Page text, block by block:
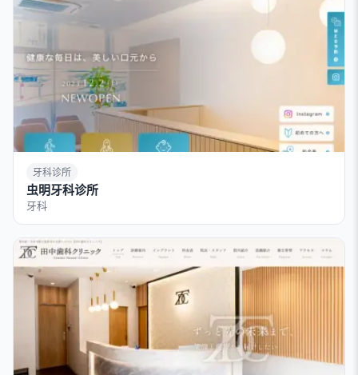
牙科诊所
虫明牙科诊所
牙科